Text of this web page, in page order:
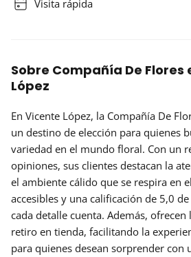
Visita rápida
Sobre Compañía De Flores
López
En Vicente López, la Compañía De
un destino de elección para quienes
variedad en el mundo floral. Con un
opiniones, sus clientes destacan la
el ambiente cálido que se respira en
accesibles y una calificación de 5,0
cada detalle cuenta. Además,
retiro en tienda, facilitando la
para quienes desean sorprender con